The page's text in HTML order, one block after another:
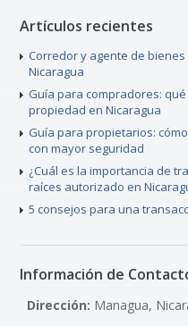
Artículos recientes
Corredor y agente de
Nicaragua
Guía para compradores:
propiedad en Nicaragua
Guía para propietarios:
con mayor seguridad
¿Cuál es la importancia de
raíces autorizado en
5 consejos para una
Información de
Dirección: Managua,